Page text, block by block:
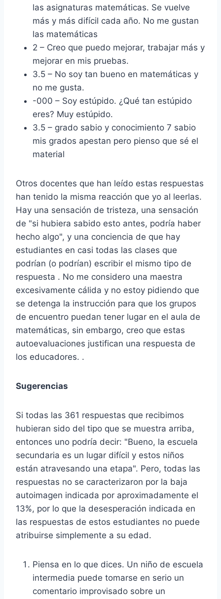
las asignaturas matemáticas. Se vuelve
más y más difícil cada año. No me gustan
las matemáticas
2 – Creo que puedo mejorar, trabajar más y
mejorar en mis pruebas.
3.5 – No soy tan bueno en matemáticas y
no me gusta.
-000 – Soy estúpido. ¿Qué tan estúpido
eres? Muy estúpido.
3.5 – grado sabio y conocimiento 7 sabio
mis grados apestan pero pienso que sé el
material
Otros docentes que han leído estas respuestas
han tenido la misma reacción que yo al leerlas.
Hay una sensación de tristeza, una sensación
de "si hubiera sabido esto antes, podría haber
hecho algo", y una conciencia de que hay
estudiantes en casi todas las clases que
podrían (o podrían) escribir el mismo tipo de
respuesta . No me considero una maestra
excesivamente cálida y no estoy pidiendo que
se detenga la instrucción para que los grupos
de encuentro puedan tener lugar en el aula de
matemáticas, sin embargo, creo que estas
autoevaluaciones justifican una respuesta de
los educadores. .
Sugerencias
Si todas las 361 respuestas que recibimos
hubieran sido del tipo que se muestra arriba,
entonces uno podría decir: "Bueno, la escuela
secundaria es un lugar difícil y estos niños
están atravesando una etapa". Pero, todas las
respuestas no se caracterizaron por la baja
autoimagen indicada por aproximadamente el
13%, por lo que la desesperación indicada en
las respuestas de estos estudiantes no puede
atribuirse simplemente a su edad.
Piensa en lo que dices. Un niño de escuela
intermedia puede tomarse en serio un
comentario improvisado sobre un